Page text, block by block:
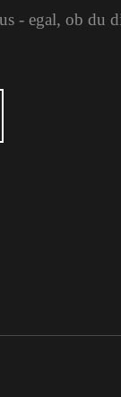
- egal, ob du